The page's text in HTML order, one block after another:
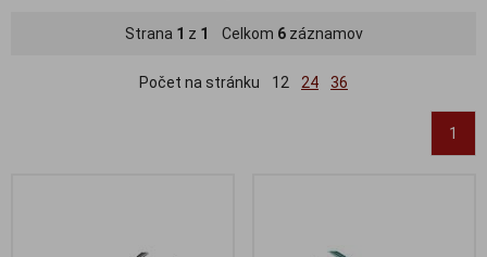
Strana 1 z 1 Celkom 6záznamov
Počet na stránku 12 24 36
1